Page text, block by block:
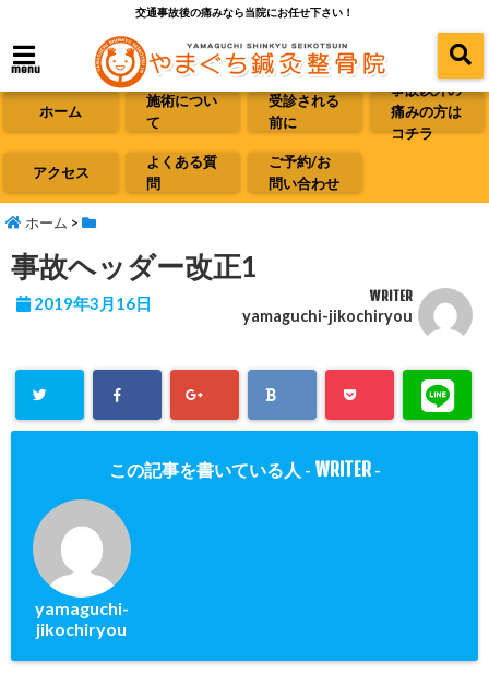
交通事故後の痛みなら当院にお任せ下さい！
menu
ホーム
施術につい
て
受診される
前に
事故以外の
痛みの方は
コチラ
アクセス
よくある質
問
ご予約/お
問い合わせ
ホーム >
事故ヘッダー改正1
2019年3月16日 WRITER
yamaguchi-jikochiryou
この記事を書いている人 - WRITER-
yamaguchi-
jikochiryou